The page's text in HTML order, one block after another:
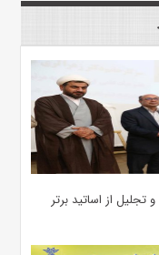
از اساتید برتر